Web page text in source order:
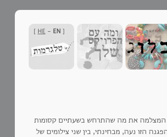
[
HE - EN
]
המצלמה את מה שהתרחש בשעתיים קסומות
הזו נעה, מבחינתי, בין שני צילומים של